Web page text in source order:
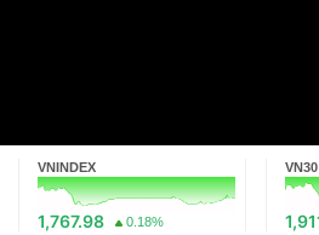
VNINDEX
1,767.98 0.18%
VN30